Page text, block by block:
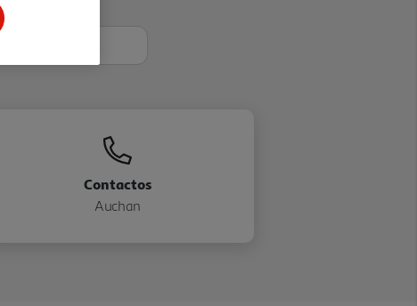
Contactos
Auchan